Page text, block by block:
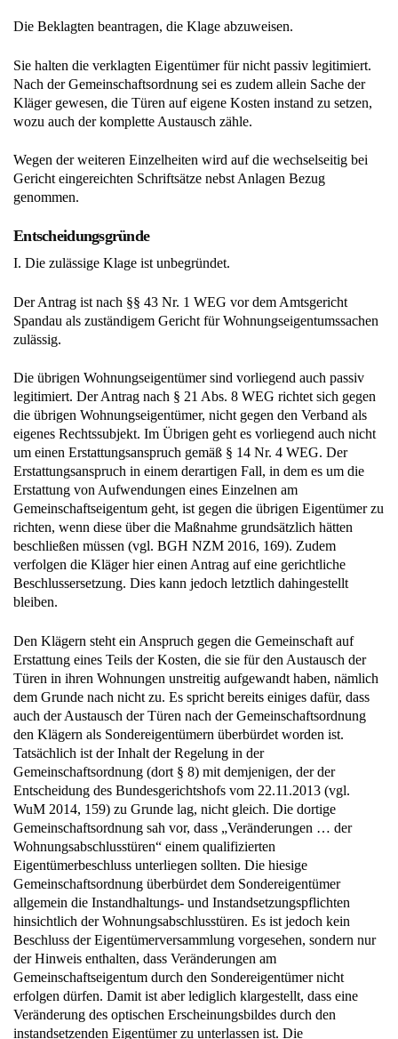
Die Beklagten beantragen, die Klage abzuweisen.
Sie halten die verklagten Eigentümer für nicht passiv legitimiert.
Nach der Gemeinschaftsordnung sei es zudem allein Sache der
Kläger gewesen, die Türen auf eigene Kosten instand zu setzen,
wozu auch der komplette Austausch zähle.
Wegen der weiteren Einzelheiten wird auf die wechselseitig bei
Gericht eingereichten Schriftsätze nebst Anlagen Bezug
genommen.
Entscheidungsgründe
I. Die zulässige Klage ist unbegründet.
Der Antrag ist nach §§ 43 Nr. 1 WEG vor dem Amtsgericht
Spandau als zuständigem Gericht für Wohnungseigentumssachen
zulässig.
Die übrigen Wohnungseigentümer sind vorliegend auch passiv
legitimiert. Der Antrag nach § 21 Abs. 8 WEG richtet sich gegen
die übrigen Wohnungseigentümer, nicht gegen den Verband als
eigenes Rechtssubjekt. Im Übrigen geht es vorliegend auch nicht
um einen Erstattungsanspruch gemäß § 14 Nr. 4 WEG. Der
Erstattungsanspruch in einem derartigen Fall, in dem es um die
Erstattung von Aufwendungen eines Einzelnen am
Gemeinschaftseigentum geht, ist gegen die übrigen Eigentümer zu
richten, wenn diese über die Maßnahme grundsätzlich hätten
beschließen müssen (vgl. BGH NZM 2016, 169). Zudem
verfolgen die Kläger hier einen Antrag auf eine gerichtliche
Beschlussersetzung. Dies kann jedoch letztlich dahingestellt
bleiben.
Den Klägern steht ein Anspruch gegen die Gemeinschaft auf
Erstattung eines Teils der Kosten, die sie für den Austausch der
Türen in ihren Wohnungen unstreitig aufgewandt haben, nämlich
dem Grunde nach nicht zu. Es spricht bereits einiges dafür, dass
auch der Austausch der Türen nach der Gemeinschaftsordnung
den Klägern als Sondereigentümern überbürdet worden ist.
Tatsächlich ist der Inhalt der Regelung in der
Gemeinschaftsordnung (dort § 8) mit demjenigen, der der
Entscheidung des Bundesgerichtshofs vom 22.11.2013 (vgl.
WuM 2014, 159) zu Grunde lag, nicht gleich. Die dortige
Gemeinschaftsordnung sah vor, dass „Veränderungen … der
Wohnungsabschlusstüren“ einem qualifizierten
Eigentümerbeschluss unterliegen sollten. Die hiesige
Gemeinschaftsordnung überbürdet dem Sondereigentümer
allgemein die Instandhaltungs- und Instandsetzungspflichten
hinsichtlich der Wohnungsabschlusstüren. Es ist jedoch kein
Beschluss der Eigentümerversammlung vorgesehen, sondern nur
der Hinweis enthalten, dass Veränderungen am
Gemeinschaftseigentum durch den Sondereigentümer nicht
erfolgen dürfen. Damit ist aber lediglich klargestellt, dass eine
Veränderung des optischen Erscheinungsbildes durch den
instandsetzenden Eigentümer zu unterlassen ist. Die